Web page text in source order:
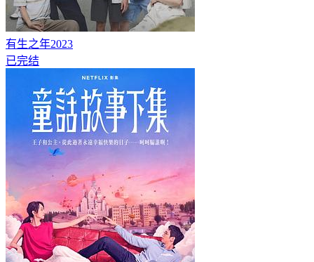
有生之年2023
已完结